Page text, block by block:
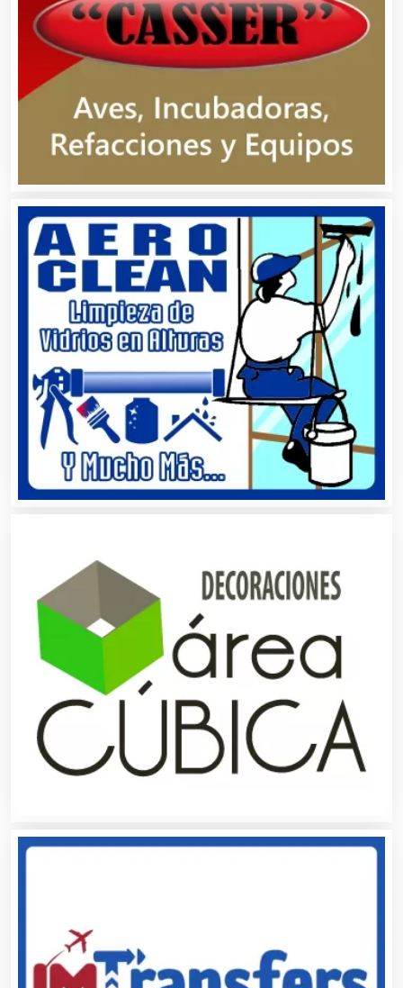
Artículos Importados
Artículos para Regalos
Artículos Personales
Artículos Publicitarios
Asesores Técnicos
Asesoría Fiscal
Asilos
Asociaciones Civiles
Asociaciones Empresariales
Audio, Sonido e Iluminación
Audios para Eventos
Automatización